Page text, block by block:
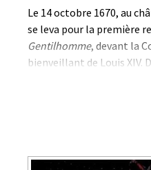
Le 14 octobre 1670, au
se leva pour la première
Gentilhomme, devant la
bienveillant de Louis XIV.
apparaissait souvent